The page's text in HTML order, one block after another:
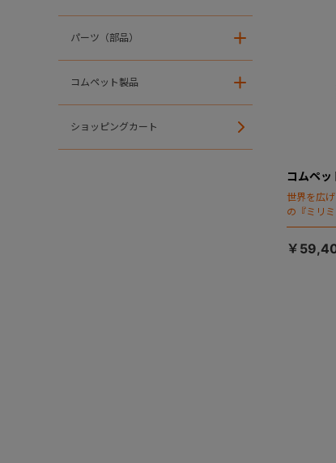
パーツ（部品）
コムペット製品
ショッピングカート
コムペッ
世界を広
の『ミリ
場！
￥